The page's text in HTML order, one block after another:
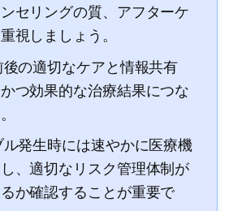
セリングの質、アフターケ
視しましょう。
の適切なケアと情報共有
つ効果的な治療結果につな
発生時には速やかに医療機
、適切なリスク管理体制が
か確認することが重要で